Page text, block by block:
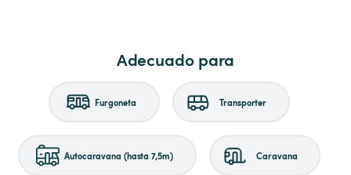
Adecuado para
Furgoneta Transporter
Autocaravana (hasta 7,5m) Caravana